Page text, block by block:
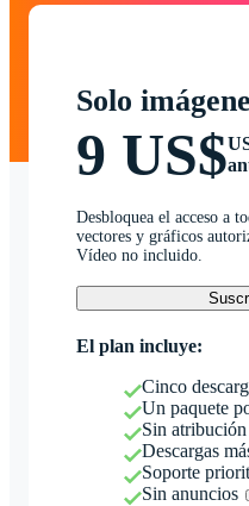
Solo
9 US$
Desbloquea el acceso a
vectores y gráficos
Vídeo no incluido.
El plan incluye:
Cinco
Un paquete
Sin
Descargas
Soporte
Sin anuncios